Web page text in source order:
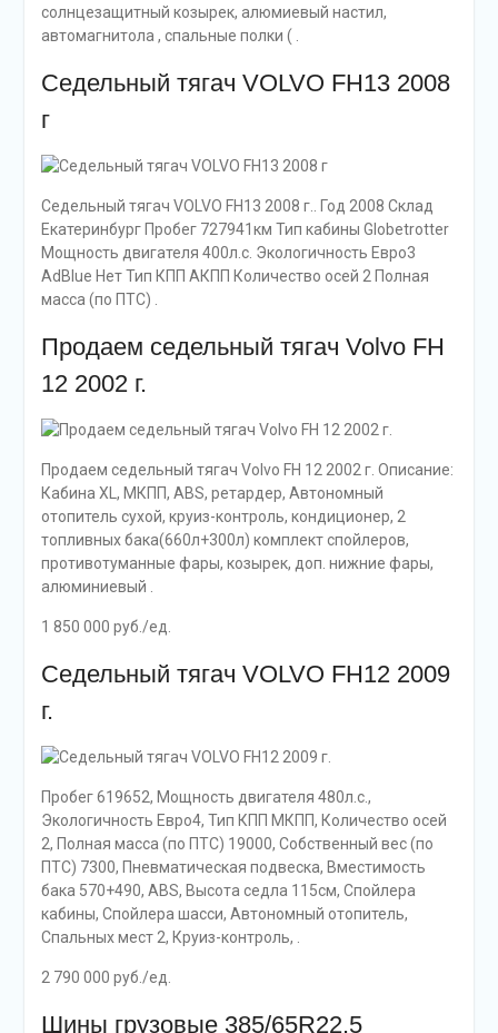
солнцезащитный козырек, алюмиевый настил,
автомагнитола , спальные полки ( .
Седельный тягач VOLVO FH13 2008
г
Седельный тягач VOLVO FH13 2008 г.. Год 2008 Склад
Екатеринбург Пробег 727941км Тип кабины Globetrotter
Мощность двигателя 400л.с. Экологичность Евро3
AdBlue Нет Тип КПП АКПП Количество осей 2 Полная
масса (по ПТС) .
Продаем седельный тягач Volvo FH
12 2002 г.
Продаем седельный тягач Volvo FH 12 2002 г. Описание:
Кабина XL, МКПП, ABS, ретардер, Автономный
отопитель сухой, круиз-контроль, кондиционер, 2
топливных бака(660л+300л) комплект спойлеров,
противотуманные фары, козырек, доп. нижние фары,
алюминиевый .
1 850 000 руб./ед.
Седельный тягач VOLVO FH12 2009
г.
Пробег 619652, Мощность двигателя 480л.с.,
Экологичность Евро4, Тип КПП МКПП, Количество осей
2, Полная масса (по ПТС) 19000, Собственный вес (по
ПТС) 7300, Пневматическая подвеcка, Вместимость
бака 570+490, ABS, Высота седла 115см, Спойлера
кабины, Спойлера шасси, Автономный отопитель,
Спальных мест 2, Круиз-контроль, .
2 790 000 руб./ед.
Шины грузовые 385/65R22.5